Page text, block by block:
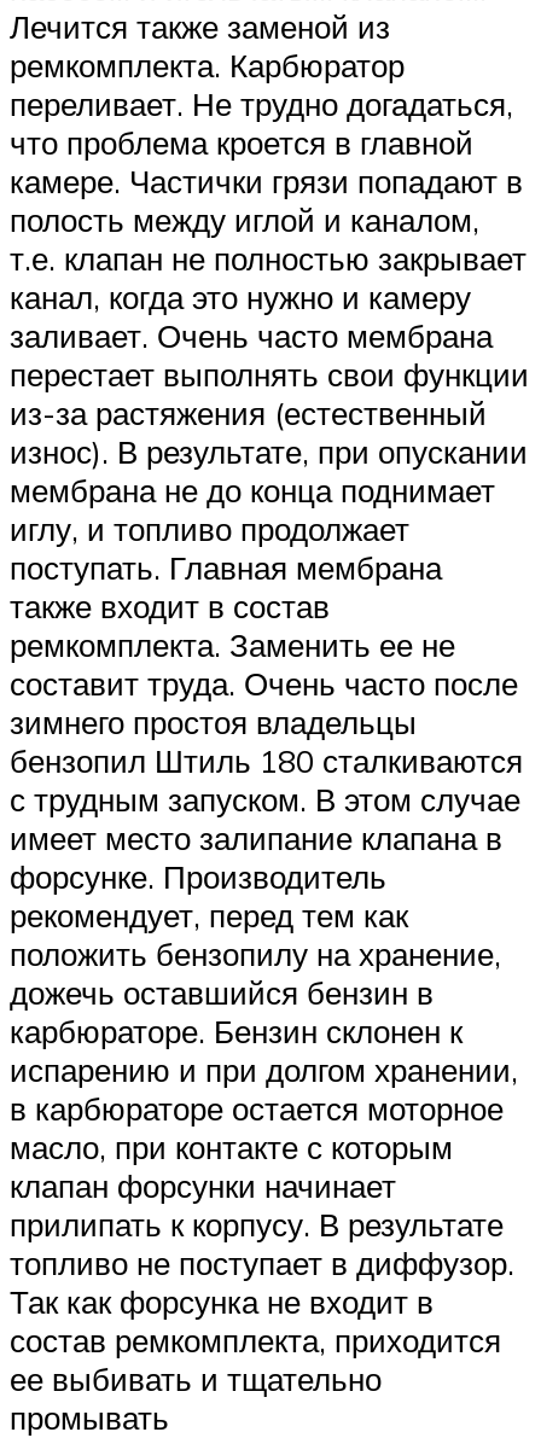
Лечится также заменой из
ремкомплекта. Карбюратор
переливает. Не трудно догадаться,
что проблема кроется в главной
камере. Частички грязи попадают в
полость между иглой и каналом,
т.е. клапан не полностью закрывает
канал, когда это нужно и камеру
заливает. Очень часто мембрана
перестает выполнять свои функции
из-за растяжения (естественный
износ). В результате, при опускании
мембрана не до конца поднимает
иглу, и топливо продолжает
поступать. Главная мембрана
также входит в состав
ремкомплекта. Заменить ее не
составит труда. Очень часто после
зимнего простоя владельцы
бензопил Штиль 180 сталкиваются
с трудным запуском. В этом случае
имеет место залипание клапана в
форсунке. Производитель
рекомендует, перед тем как
положить бензопилу на хранение,
дожечь оставшийся бензин в
карбюраторе. Бензин склонен к
испарению и при долгом хранении,
в карбюраторе остается моторное
масло, при контакте с которым
клапан форсунки начинает
прилипать к корпусу. В результате
топливо не поступает в диффузор.
Так как форсунка не входит в
состав ремкомплекта, приходится
ее выбивать и тщательно
промывать